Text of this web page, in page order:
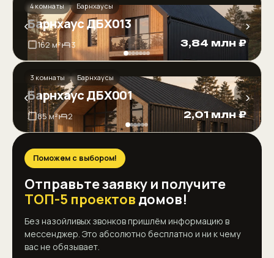
‹ ›
4 комнаты Барнхаусы
Барнхаус ДБХ013
162 м² 3 3,84 млн ₽
‹ ›
3 комнаты Барнхаусы
Барнхаус ДБХ001
85 м² 2 2,01 млн ₽
Поможем с выбором!
Отправьте заявку и получите
ТОП-5 проектов домов!
Без назойливых звонков пришлём информацию в
мессенджер. Это абсолютно бесплатно и ни к чему
вас не обязывает.